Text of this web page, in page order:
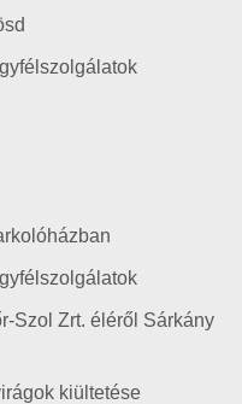
Szol Zrt. éléről Sárkány
kiültetése